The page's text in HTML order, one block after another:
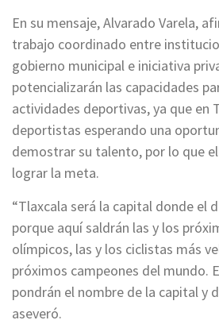
En su mensaje, Alvarado Varela,
trabajo coordinado entre
gobierno municipal e iniciativa
potencializarán las capacidades
actividades deportivas, ya que en
deportistas esperando una
demostrar su talento, por lo que
lograr la meta.
“Tlaxcala será la capital donde el
porque aquí saldrán las y los
olímpicos, las y los ciclistas más
próximos campeones del mundo.
pondrán el nombre de la capital y
aseveró.